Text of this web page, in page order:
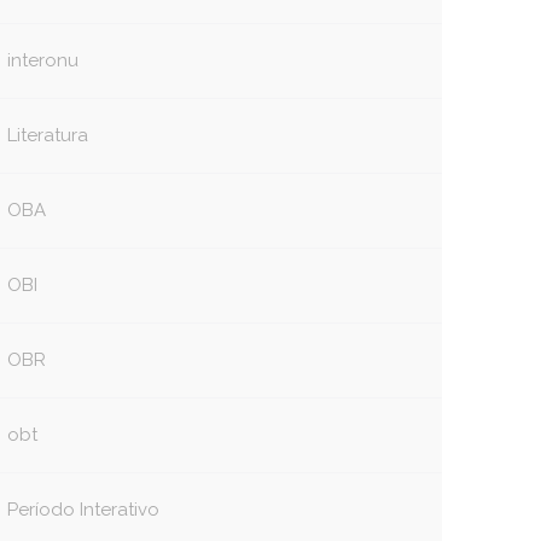
interonu
Literatura
OBA
OBI
OBR
obt
Período Interativo